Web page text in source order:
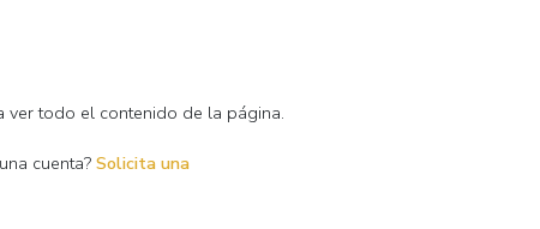
ver todo el contenido de la página.
cuenta?Solicita una